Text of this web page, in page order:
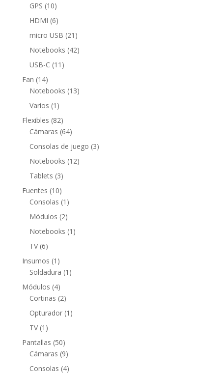
GPS 1010
productos
HDMI 66
productos
micro USB 21 21
productos
Notebooks 4242
USB-C 11 11
Fan 1414
productos
Notebooks 1313
Varios 1 1
producto
Flexibles 8282
productos
Cámaras 6464
productos
Consolas de juego 33
Notebooks 1212
Tablets 33
productos
Fuentes 1010
productos
Consolas 1 1
producto
Módulos 22
productos
Notebooks 1 1
TV 66
productos
Insumos 1 1
producto
Soldadura 1 1
Módulos 44
productos
Cortinas 22
productos
Opturador 1 1
TV 1 1
producto
Pantallas 5050
productos
Cámaras 99
productos
Consolas 44